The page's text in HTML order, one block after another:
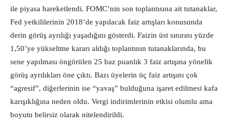
ile piyasa hareketlendi. FOMC’nin son toplantısına ait tutanaklar,
Fed yetkililerinin 2018’de yapılacak faiz artışları konusunda
derin görüş ayrılığı yaşadığını gösterdi. Faizin üst sınırını yüzde
1,50’ye yükseltme kararı aldığı toplantının tutanaklarında, bu
sene yapılması öngörülen 25 baz puanlık 3 faiz artışına yönelik
görüş ayrılıkları öne çıktı. Bazı üyelerin üç faiz artışını çok
“agresif”, diğerlerinin ise “yavaş” bulduğuna işaret edilmesi kafa
karışıklığına neden oldu. Vergi indirimlerinin etkisi olumlu ama
boyutu belirsiz olarak nitelendirildi.